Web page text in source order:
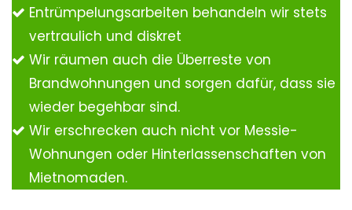
Entrümpelungsarbeiten behandeln wir stets
vertraulich und diskret
Wir räumen auch die Überreste von
Brandwohnungen und sorgen dafür, dass sie
wieder begehbar sind.
Wir erschrecken auch nicht vor Messie-
Wohnungen oder Hinterlassenschaften von
Mietnomaden.